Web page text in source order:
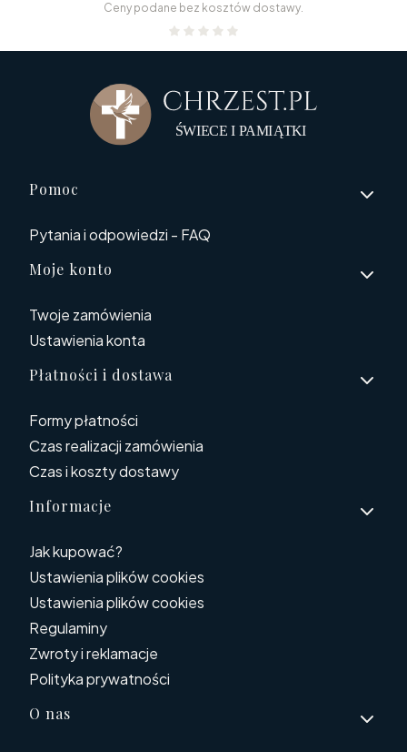
Ceny podane bez kosztów dostawy.
Linki w stopce
Pomoc
Pytania i odpowiedzi - FAQ
Moje konto
Twoje zamówienia
Ustawienia konta
Płatności i dostawa
Formy płatności
Czas realizacji zamówienia
Czas i koszty dostawy
Informacje
Jak kupować?
Ustawienia plików cookies
Ustawienia plików cookies
Regulaminy
Zwroty i reklamacje
Polityka prywatności
O nas